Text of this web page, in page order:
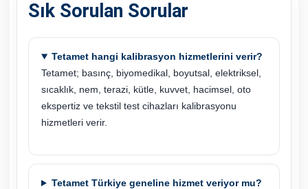
Sık Sorulan Sorular
Tetamet hangi kalibrasyon hizmetlerini verir?
Tetamet; basınç, biyomedikal, boyutsal, elektriksel,
sıcaklık, nem, terazi, kütle, kuvvet, hacimsel, oto
ekspertiz ve tekstil test cihazları kalibrasyonu
hizmetleri verir.
Tetamet Türkiye geneline hizmet veriyor mu?